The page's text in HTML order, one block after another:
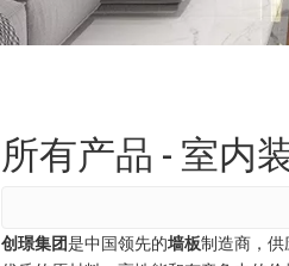
所有产品 - 室内
创璟集团是中国领先的墙板制造商，供